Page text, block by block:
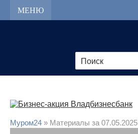
МЕНЮ
Муром24 » Материалы за 07.05.2025